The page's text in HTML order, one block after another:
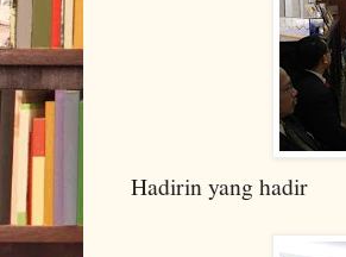
Hadirin yang hadir